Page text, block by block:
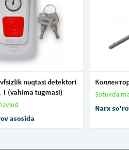
nuqtasi detektori
T (vahima tugmasi)
asosida
Sotuvda
Narx